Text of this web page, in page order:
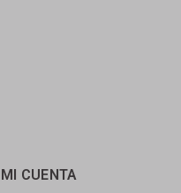
MI CUENTA